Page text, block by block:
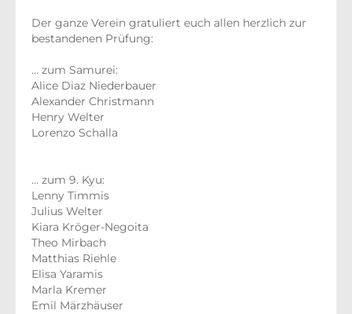
Der ganze Verein gratuliert euch allen herzlich zur
bestandenen Prüfung:
… zum Samurei:
Alice Diaz Niederbauer
Alexander Christmann
Henry Welter
Lorenzo Schalla
… zum 9. Kyu:
Lenny Timmis
Julius Welter
Kiara Kröger-Negoita
Theo Mirbach
Matthias Riehle
Elisa Yaramis
Marla Kremer
Emil Märzhäuser